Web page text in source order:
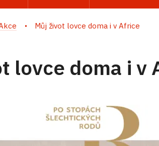
Můj život lovce doma i v Africe
lovce doma i v